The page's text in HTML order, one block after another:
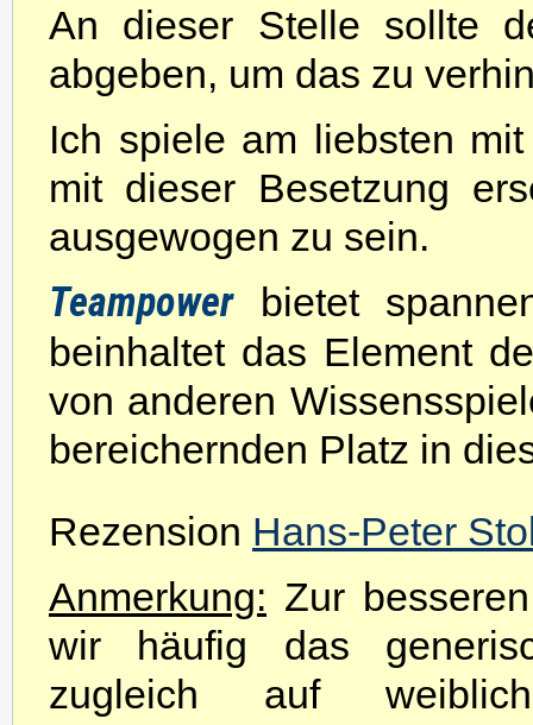
An dieser Stelle sollte
abgeben, um das zu
Ich spiele am liebsten
mit dieser Besetzung
ausgewogen zu sein.
Teampowerbietet
beinhaltet das Element
von anderen
bereichernden Platz in
Rezension Hans-Peter
Anmerkung: Zur
wir häufig das
zugleich auf